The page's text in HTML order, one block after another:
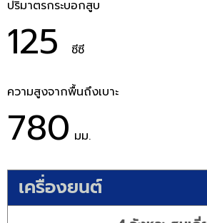
ปริมาตรกระบอกสูบ
125 ซีซี
ความสูงจากพื้นถึงเบาะ
780 มม.
เครื่องยนต์